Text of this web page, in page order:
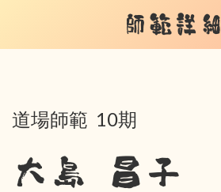
師範詳細
道場師範 10期
大島 昌子